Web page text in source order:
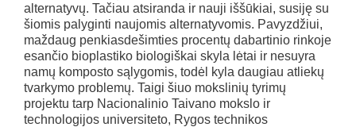
alternatyvų. Tačiau atsiranda ir nauji iššūkiai, susiję su
šiomis palyginti naujomis alternatyvomis. Pavyzdžiui,
maždaug penkiasdešimties procentų dabartinio rinkoje
esančio bioplastiko biologiškai skyla lėtai ir nesuyra
namų komposto sąlygomis, todėl kyla daugiau atliekų
tvarkymo problemų. Taigi šiuo mokslinių tyrimų
projektu tarp Nacionalinio Taivano mokslo ir
technologijos universiteto, Rygos technikos